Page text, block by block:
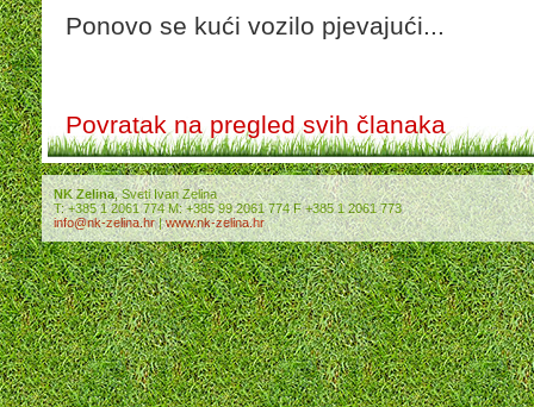
Ponovo se kući vozilo pjevajući...
Povratak na pregled svih članaka
NK Zelina, Sveti Ivan Zelina
T: +385 1 2061 774 M: +385 99 2061 774 F +385 1 2061 773
info@nk-zelina.hr|www.nk-zelina.hr